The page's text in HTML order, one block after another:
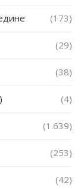
(173)
(29)
(38)
(4)
(1.639)
(253)
(42)